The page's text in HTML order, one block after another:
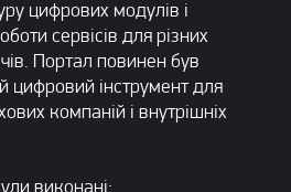
цифрових модулів і
сервісів для різних
Портал повинен був
цифровий інструмент для
компаній і внутрішніх